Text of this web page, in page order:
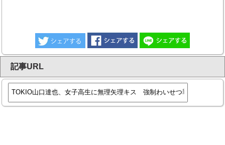
記事URL